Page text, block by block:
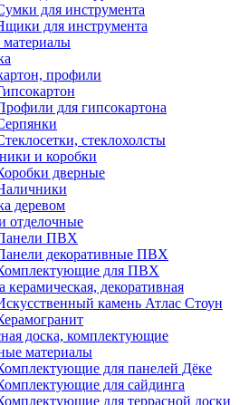
для инструмента
для инструмента
профили
для гипсокартона
стеклохолсты
и коробки
дверные
деревом
отделочные
ПВХ
декоративные ПВХ
для ПВХ
керамическая, декоративная
камень Атлас Стоун
доска, комплектующие
материалы
для панелей Дёке
для сайдинга
для террасной доски